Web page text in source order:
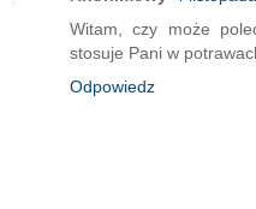
Witam, czy może
stosuje Pani w
Odpowiedz